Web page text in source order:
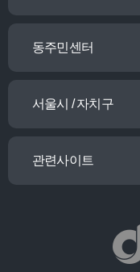
동주민센터
서울시 / 자치구
관련사이트